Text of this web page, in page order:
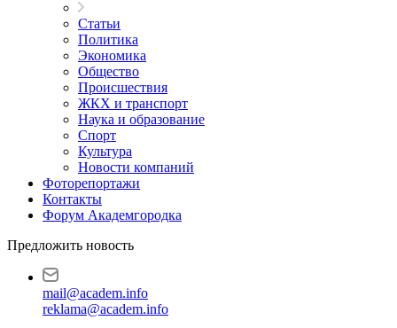
Статьи
Политика
Экономика
Общество
Происшествия
ЖКХ и транспорт
Наука и образование
Спорт
Культура
Новости компаний
Фоторепортажи
Контакты
Форум Академгородка
Предложить новость
mail@academ.info
reklama@academ.info